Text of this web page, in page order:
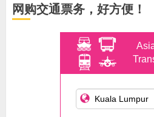
网购交通票务，好方便！